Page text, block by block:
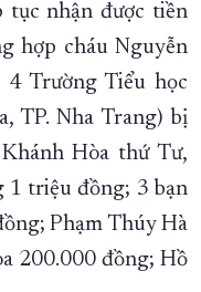
tục nhận được tiền
hợp cháu Nguyễn
Trường Tiểu học
TP. Nha Trang) bị
Hòa thứ Tư,
1 triệu đồng; 3 bạn
Phạm Thúy Hà
200.000 đồng; Hồ